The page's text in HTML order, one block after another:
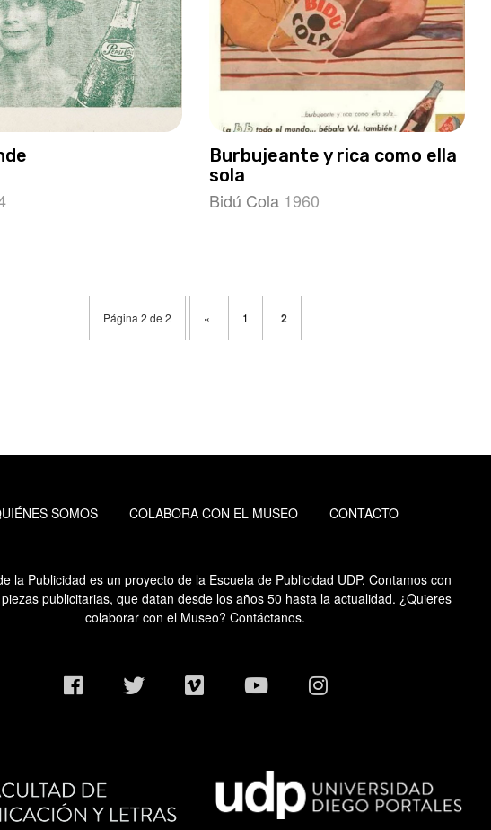
Burbujeante y rica como ella
sola
Bidú Cola 1960
Página 2 de 2 « 1 2
SOMOS COLABORA CON EL MUSEO CONTACTO
la Publicidad es un proyecto de la Escuela de Publicidad UDP. Contamos con
publicitarias, que datan desde los años 50 hasta la actualidad. ¿Quieres
colaborar con el Museo? Contáctanos.